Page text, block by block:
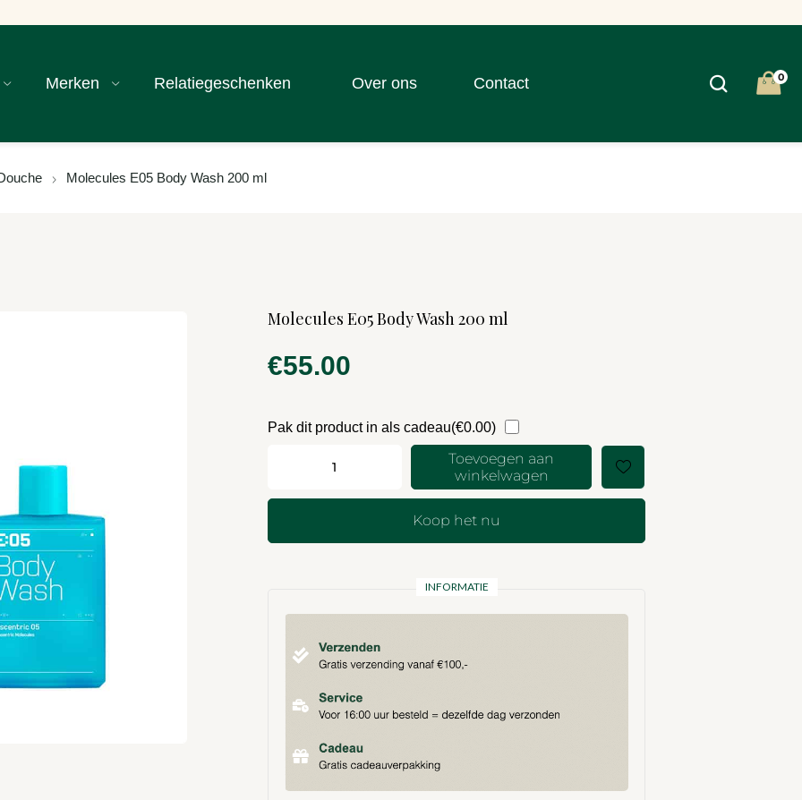
Merken Relatiegeschenken Over ons Contact 0
Molecules E05 Body Wash 200 ml
Molecules E05 Body Wash 200 ml
€55.00
Pak dit product in als cadeau(€0.00)
Toevoegen aan
winkelwagen
Koop het nu
INFORMATIE